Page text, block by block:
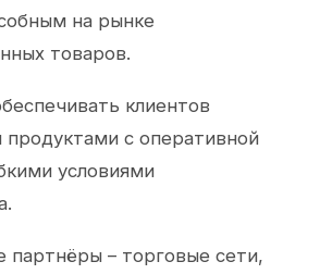
на рынке
товаров.
клиентов
продуктами с оперативной
условиями
– торговые сети,